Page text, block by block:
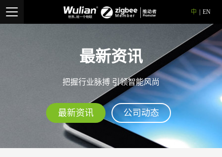
中 EN
最新资讯
把握行业脉搏 引领智能风尚
最新资讯 公司动态